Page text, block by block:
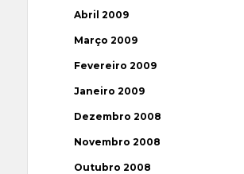
Abril 2009
Março 2009
Fevereiro 2009
Janeiro 2009
Dezembro 2008
Novembro 2008
Outubro 2008